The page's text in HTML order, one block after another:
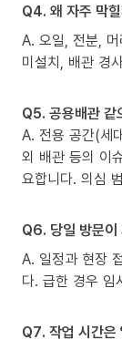
Q4. 왜 자주 막
A. 오일, 전분,
미설치, 배관 경
Q5. 공용배관 같
A. 전용 공간(세
외 배관 등의 이
요합니다. 의심
Q6. 당일 방문이
A. 일정과 현장
다. 급한 경우 임
Q7. 작업 시간은